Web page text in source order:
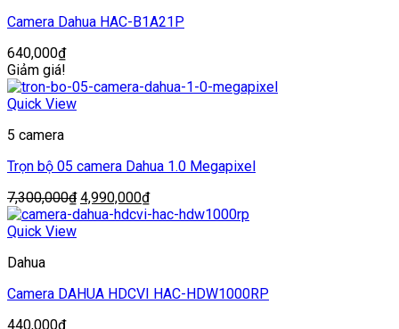
Camera Dahua HAC-B1A21P
640,000₫
Giảm giá!
Quick View
5 camera
Trọn bộ 05 camera Dahua 1.0 Megapixel
7,300,000₫ Giá
gốc
4,990,000₫Giá
hiện
Quick View
Dahua
Camera DAHUA HDCVI HAC-HDW1000RP
440,000₫